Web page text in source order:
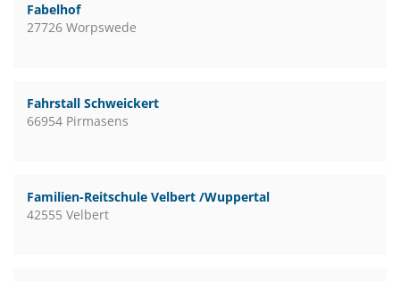
Fabelhof
27726 Worpswede
Fahrstall Schweickert
66954 Pirmasens
Familien-Reitschule Velbert /Wuppertal
42555 Velbert